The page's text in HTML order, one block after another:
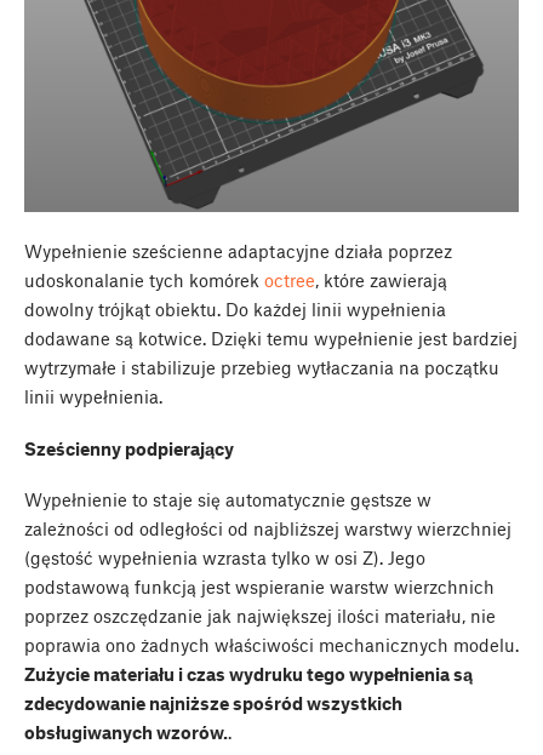
Wypełnienie sześcienne adaptacyjne działa poprzez
udoskonalanie tych komórek octree, które zawierają
dowolny trójkąt obiektu. Do każdej linii wypełnienia
dodawane są kotwice. Dzięki temu wypełnienie jest bardziej
wytrzymałe i stabilizuje przebieg wytłaczania na początku
linii wypełnienia.
Sześcienny podpierający
Wypełnienie to staje się automatycznie gęstsze w
zależności od odległości od najbliższej warstwy wierzchniej
(gęstość wypełnienia wzrasta tylko w osi Z). Jego
podstawową funkcją jest wspieranie warstw wierzchnich
poprzez oszczędzanie jak największej ilości materiału, nie
poprawia ono żadnych właściwości mechanicznych modelu.
Zużycie materiału i czas wydruku tego wypełnienia są
zdecydowanie najniższe spośród wszystkich
obsługiwanych wzorów..